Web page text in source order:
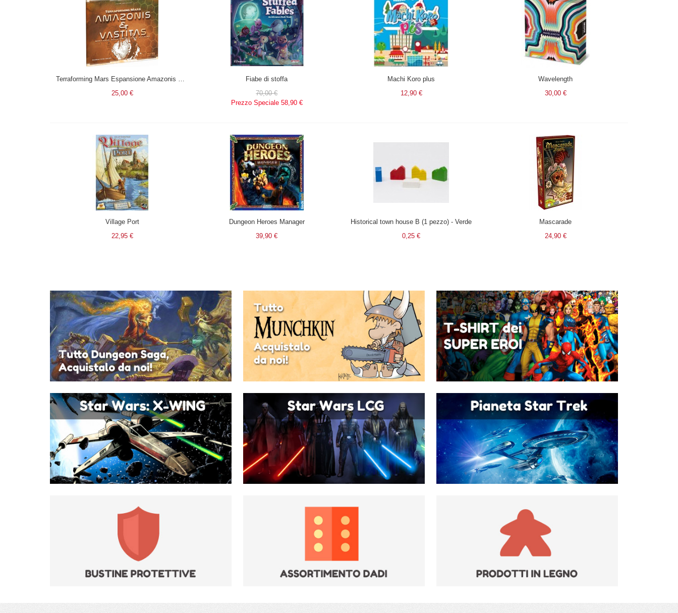
Terraforming Mars Espansione Amazonis & Vastitas in italiano
25,00 €
Fiabe di stoffa
70,00 €
Prezzo Speciale 58,90 €
Machi Koro plus
12,90 €
Wavelength
30,00 €
Village Port
22,95 €
Dungeon Heroes Manager
39,90 €
Historical town house B (1 pezzo) - Verde
0,25 €
Mascarade
24,90 €